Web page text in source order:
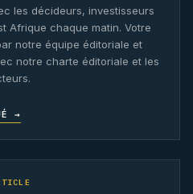
les décideurs, investisseurs
Afrique chaque matin. Votre
notre équipe éditoriale et
notre charte éditoriale et les
→